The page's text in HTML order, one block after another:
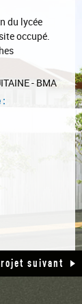
du lycée
occupé.
- BMA
:
suivant